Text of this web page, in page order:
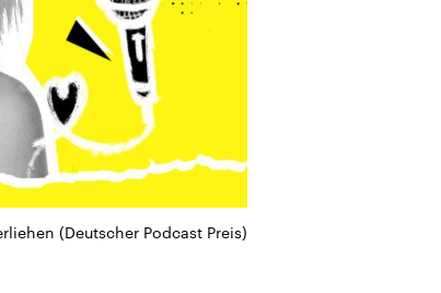
(Deutscher Podcast Preis)